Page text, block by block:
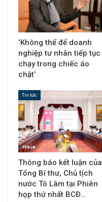
‘Không thể để doanh
nghiệp tư nhân tiếp tục
chạy trong chiếc áo
chật’
Tin tức
Thông báo kết luận của
Tổng Bí thư, Chủ tịch
nước Tô Lâm tại Phiên
họp thứ nhất BCĐ…